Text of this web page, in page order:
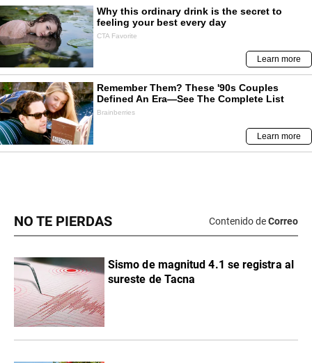
NO TE PIERDAS Contenido deCorreo
Sismo de magnitud 4.1 se registra al
sureste de Tacna